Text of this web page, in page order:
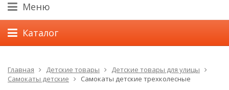
Меню
Каталог
Главная Детские товары
Детские товары для улицы
Самокаты детские
Самокаты детские трехколесные